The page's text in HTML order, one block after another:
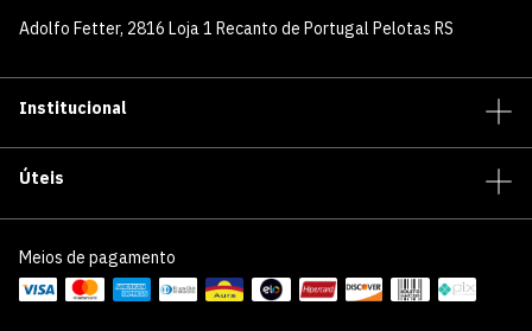
Adolfo Fetter, 2816 Loja 1 Recanto de Portugal Pelotas RS
Institucional
Úteis
Meios de pagamento